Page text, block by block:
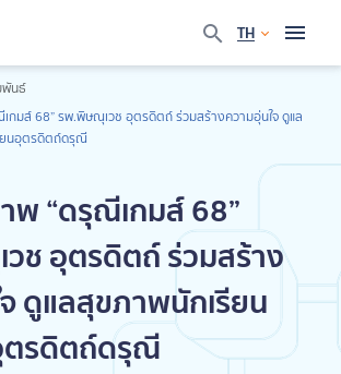
TH
พันธ์
กมส์ 68” รพ.พิษณุเวช อุตรดิตถ์ ร่วมสร้างความอุ่นใจ ดูแล
ยนอุตรดิตถ์ดรุณี
พ “ดรุณีเกมส์ 68”
ช อุตรดิตถ์ ร่วมสร้าง
ดูแลสุขภาพนักเรียน
ตรดิตถ์ดรุณี